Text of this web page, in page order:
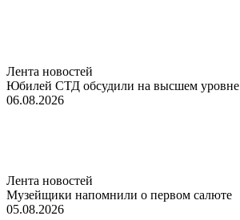
Лента новостей
Юбилей СТД обсудили на высшем уровне
06.08.2026
Лента новостей
Музейщики напомнили о первом салюте
05.08.2026